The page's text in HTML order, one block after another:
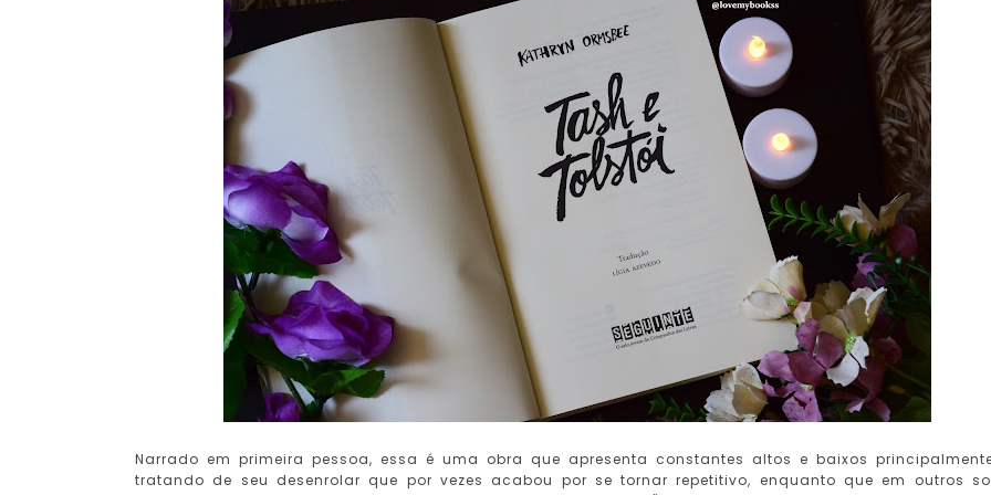
Narrado em primeira pessoa, essa é uma obra que apresenta constantes altos e baixos
tratando de seu desenrolar que por vezes acabou por se tornar repetitivo, enquanto que em outros